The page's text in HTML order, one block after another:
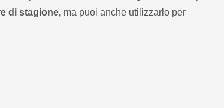
di stagione, ma puoi anche utilizzarlo per